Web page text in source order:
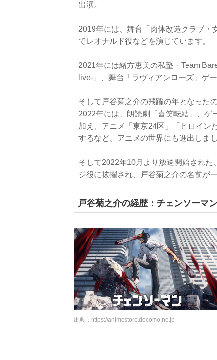
出演。
2019年には、舞台「肉体改造クラブ・
でレオナルド役などを演じています。
2021年には緒方恵美の私塾・Team
live-」、舞台「ラヴィアンローズ」ゲ
そして戸谷菊之介の飛躍の年となった
2022年には、朗読劇「喜笑転結」、ゲ
加え、アニメ「東京24区」「ヒロイン
するなど、アニメの世界にも進出しま
そして2022年10月より放送開始され
ジ役に抜擢され、戸谷菊之介の名前が
戸谷菊之介の経歴：チェンソーマン
出典： https://animestore.docomo.ne.jp